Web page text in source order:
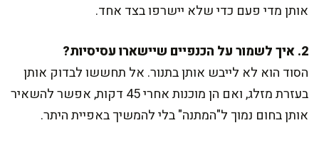
אותן מדי פעם כדי שלא יישרפו בצד אחד.
2. איך לשמור על הכנפיים שיישארו עסיסיות?
הסוד הוא לא לייבש אותן בתנור. אל תחששו לבדוק אותן
בעזרת מזלג, ואם הן מוכנות אחרי 45 דקות, אפשר להשאיר
אותן בחום נמוך ל"המתנה" בלי להמשיך באפיית היתר.